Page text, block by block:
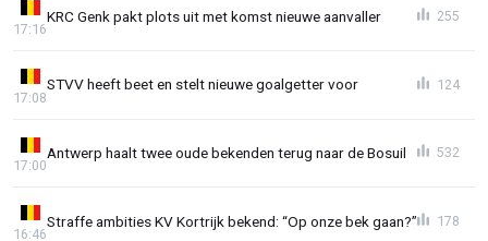
KRC Genk pakt plots uit met komst nieuwe aanvaller
17:16
255
STVV heeft beet en stelt nieuwe goalgetter voor
17:08
124
Antwerp haalt twee oude bekenden terug naar de Bosuil
17:00
532
Straffe ambities KV Kortrijk bekend: “Op onze bek gaan?”
16:46
178